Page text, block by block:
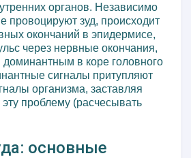
органов. Независимо
провоцируют зуд, происходит
окончаний в эпидермисе,
через нервные окончания,
доминантным в коре головного
сигналы притупляют
организма, заставляя
проблему (расчесывать
основные